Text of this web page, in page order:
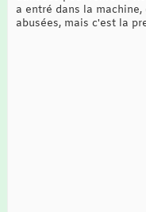
a entré dans la
abusées, mais c'est la